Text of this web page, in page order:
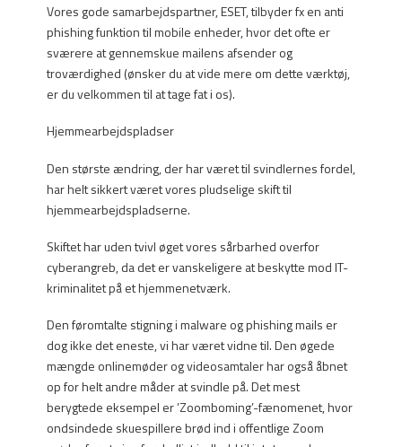
Vores gode samarbejdspartner, ESET, tilbyder fx en anti
phishing funktion til mobile enheder, hvor det ofte er
sværere at gennemskue mailens afsender og
troværdighed (ønsker du at vide mere om dette værktøj,
er du velkommen til at tage fat i os).
Hjemmearbejdspladser
Den største ændring, der har været til svindlernes fordel,
har helt sikkert været vores pludselige skift til
hjemmearbejdspladserne.
Skiftet har uden tvivl øget vores sårbarhed overfor
cyberangreb, da det er vanskeligere at beskytte mod IT-
kriminalitet på et hjemmenetværk.
Den føromtalte stigning i malware og phishing mails er
dog ikke det eneste, vi har været vidne til. Den øgede
mængde onlinemøder og videosamtaler har også åbnet
op for helt andre måder at svindle på. Det mest
berygtede eksempel er ’Zoomboming’-fænomenet, hvor
ondsindede skuespillere brød ind i offentlige Zoom